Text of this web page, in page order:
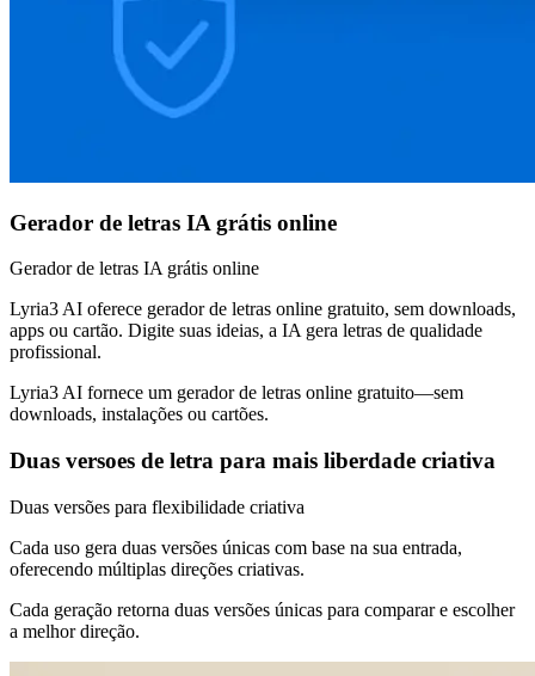
Gerador de letras IA grátis online
Gerador de letras IA grátis online
Lyria3 AI oferece gerador de letras online gratuito, sem downloads,
apps ou cartão. Digite suas ideias, a IA gera letras de qualidade
profissional.
Lyria3 AI fornece um gerador de letras online gratuito—sem
downloads, instalações ou cartões.
Duas versoes de letra para mais liberdade criativa
Duas versões para flexibilidade criativa
Cada uso gera duas versões únicas com base na sua entrada,
oferecendo múltiplas direções criativas.
Cada geração retorna duas versões únicas para comparar e escolher
a melhor direção.